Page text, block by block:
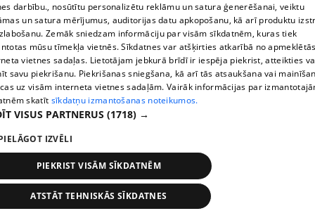
TV programma
Līguma noteikumi
360 Ziņu kontakti
Helio Media
Portāla palīdzības dienests: e-pasts -
All rights reserved.
Ziņas Meklēt 1188 play
darbību., nosūtītu personalizētu reklāmu un satura ģenerēšanai, veiktu
un satura mērījumus, auditorijas datu apkopošanu, kā arī produktu
Zemāk sniedzam informāciju par visām sīkdatnēm, kuras tiek
mūsu tīmekļa vietnēs. Sīkdatnes var atšķirties atkarībā no
vietnes sadaļas. Lietotājam jebkurā brīdī ir iespēja piekrist, atteikties
savu piekrišanu. Piekrišanas sniegšana, kā arī tās atsaukšana vai
uz visām interneta vietnes sadaļām. Vairāk informācijas par
skatīt sīkdatņu izmantošanas noteikumos.
VISUS PARTNERUS (1718) →
IZVĒLI
PIEKRIST VISĀM SĪKDATNĒM
ATSTĀT TEHNISKĀS SĪKDATNES